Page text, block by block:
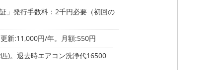
」発行手数料：2千円必要（初回の
新:11,000円/年。月額:550円
)。退去時エアコン洗浄代16500